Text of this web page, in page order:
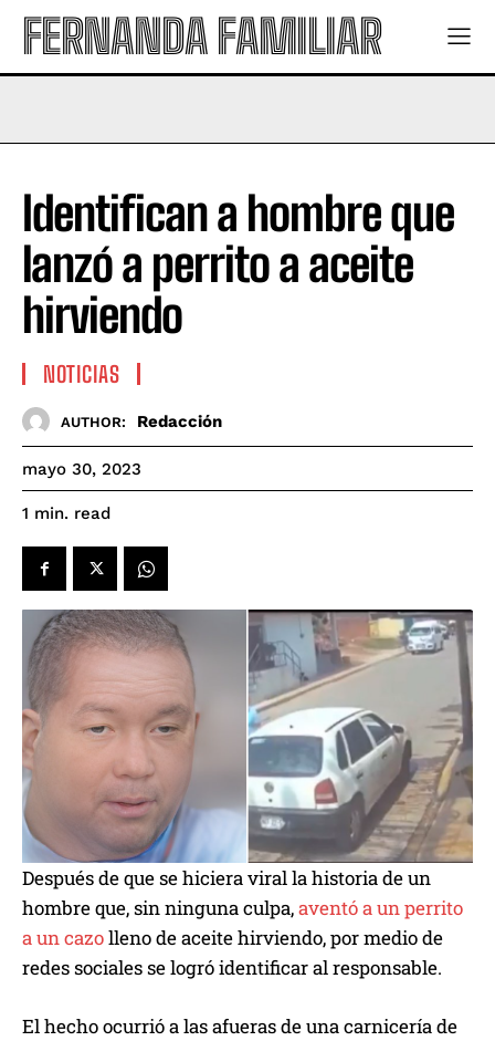
FERNANDA FAMILIAR
Identifican a hombre que
lanzó a perrito a aceite
hirviendo
NOTICIAS
AUTHOR: Redacción
mayo 30, 2023
1 min. read
Después de que se hiciera viral la historia de un
hombre que, sin ninguna culpa,aventó a un perrito
a un cazolleno de aceite hirviendo, por medio de
redes sociales se logró identificar al responsable.
El hecho ocurrió a las afueras de una carnicería de